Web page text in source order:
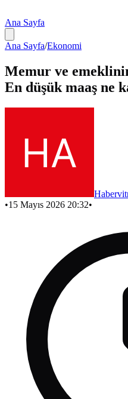
Ana Sayfa
Ana Sayfa/Ekonomi
Memur ve
En düşük maaş ne
•15 Mayıs 2026 20:32•